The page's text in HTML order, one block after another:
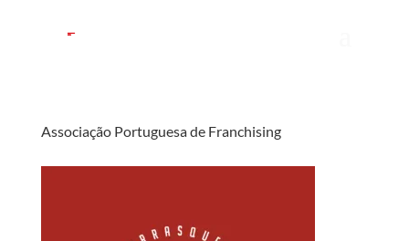
Associação Portuguesa de Franchising